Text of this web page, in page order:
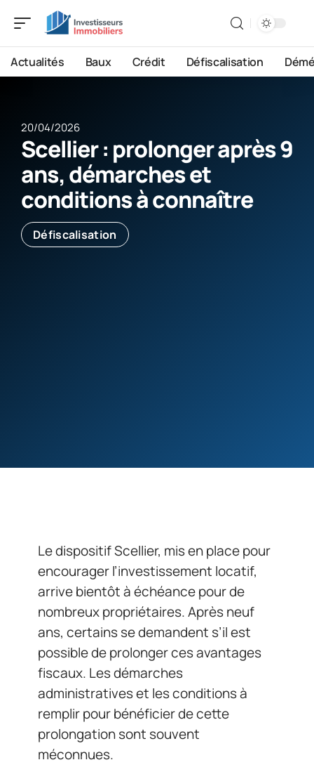
Actualités Baux Crédit Défiscalisation
20/04/2026
Scellier : prolonger après 9
ans, démarches et
conditions à connaître
Défiscalisation
Le dispositif Scellier, mis en place pour
encourager l’investissement locatif,
arrive bientôt à échéance pour de
nombreux propriétaires. Après neuf
ans, certains se demandent s’il est
possible de prolonger ces avantages
fiscaux. Les démarches
administratives et les conditions à
remplir pour bénéficier de cette
prolongation sont souvent
méconnues.